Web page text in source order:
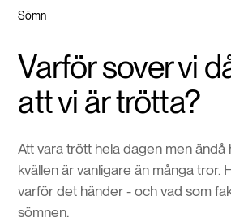
Sömn
Varför sover vi
att vi är trötta?
Att vara trött hela dagen men ändå
kvällen är vanligare än många tror.
varför det händer - och vad som
sömnen.